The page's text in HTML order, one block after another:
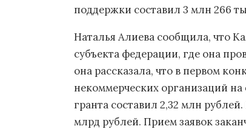
поддержки составил 3 млн 266
Наталья Алиева сообщила, что
субъекта федерации, где она
она рассказала, что в первом
некоммерческих организаций
гранта составил 2,32 млн
млрд рублей. Прием заявок